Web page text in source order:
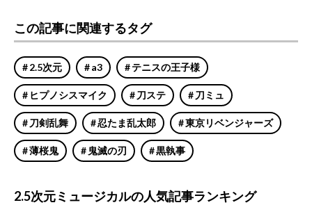
この記事に関連するタグ
2.5次元 a3 テニスの王子様
ヒプノシスマイク 刀ステ 刀ミュ
刀剣乱舞 忍たま乱太郎 東京リベンジャーズ
薄桜鬼 鬼滅の刃 黒執事
2.5次元ミュージカルの人気記事ランキング